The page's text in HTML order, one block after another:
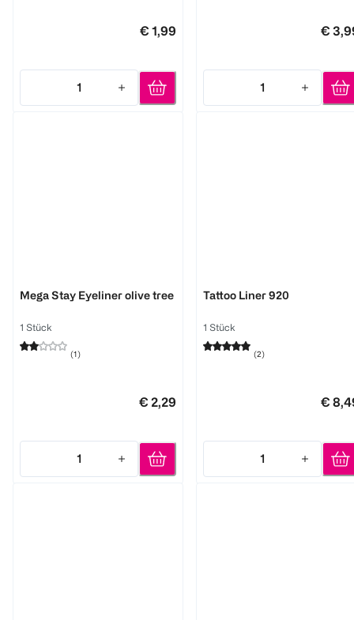
€ 1,99
1
Quantity: 1
€
1
Quantity: 1
Mega Stay Eyeliner olive tree
1 Stück
(1)
€ 2,29
1
Quantity: 1
Tattoo Liner 920
1 Stück
(2)
€
1
Quantity: 1